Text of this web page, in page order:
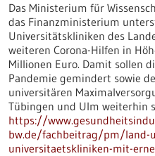
Das Ministerium für
das Finanzministerium
Universitätskliniken des
weiteren Corona-Hilfen in
Millionen Euro. Damit sollen
Pandemie gemindert sowie
universitären
Tübingen und Ulm weiterhin
https://
bw.de/fachbeitrag/pm/land-
universitaetskliniken-mit-